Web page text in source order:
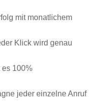
mit monatlichem
Klick wird genau
es 100%
jeder einzelne Anruf